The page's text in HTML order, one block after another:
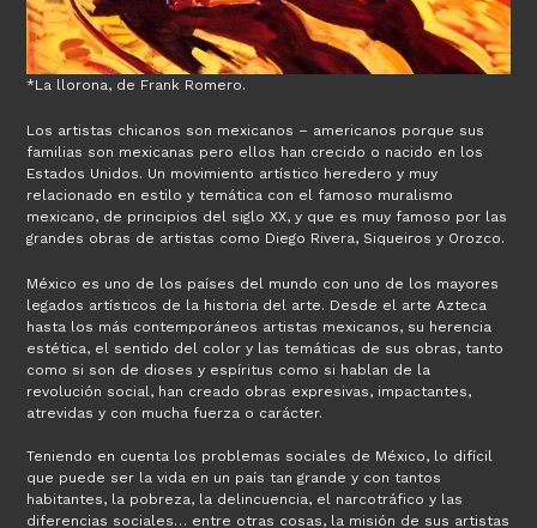
*La llorona, de Frank Romero.
Los artistas chicanos son mexicanos – americanos porque sus
familias son mexicanas pero ellos han crecido o nacido en los
Estados Unidos. Un movimiento artístico heredero y muy
relacionado en estilo y temática con el famoso muralismo
mexicano, de principios del siglo XX, y que es muy famoso por las
grandes obras de artistas como Diego Rivera, Siqueiros y Orozco.
México es uno de los países del mundo con uno de los mayores
legados artísticos de la historia del arte. Desde el arte Azteca
hasta los más contemporáneos artistas mexicanos, su herencia
estética, el sentido del color y las temáticas de sus obras, tanto
como si son de dioses y espíritus como si hablan de la
revolución social, han creado obras expresivas, impactantes,
atrevidas y con mucha fuerza o carácter.
Teniendo en cuenta los problemas sociales de México, lo difícil
que puede ser la vida en un país tan grande y con tantos
habitantes, la pobreza, la delincuencia, el narcotráfico y las
diferencias sociales… entre otras cosas, la misión de sus artistas